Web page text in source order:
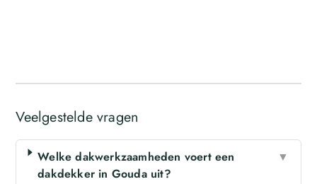
Veelgestelde vragen
Welke dakwerkzaamheden voert een
dakdekker in Gouda uit?
▼